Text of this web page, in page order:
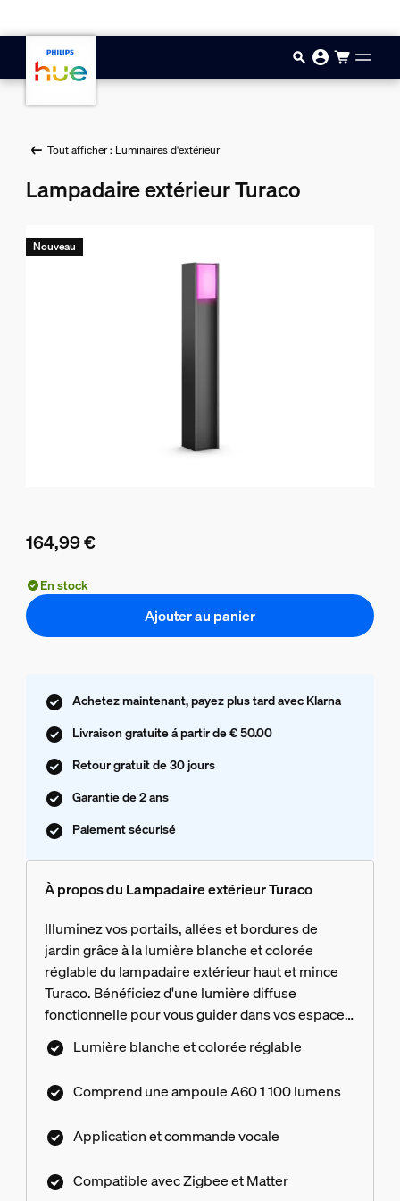
Tout afficher : Luminaires d'extérieur
Lampadaire extérieur Turaco
164,99 €
Nouveau
En stock
Ajouter au panier
Achetez maintenant, payez plus tard avec Klarna
Livraison gratuite á partir de € 50.00
Retour gratuit de 30 jours
Garantie de 2 ans
Paiement sécurisé
À propos du Lampadaire extérieur Turaco
Illuminez vos portails, allées et bordures de
jardin grâce à la lumière blanche et colorée
réglable du lampadaire extérieur haut et mince
Turaco. Bénéficiez d'une lumière diffuse
fonctionnelle pour vous guider dans vos espaces
extérieurs. Vous pouvez également régler la
couleur du lampadaire pour ajouter des touches
Bridge ou Bridge Pro vous permet de contrôler
assistants vocaux. La connectivité réseau Zigbee
votre écosystème d'éclairage connecté. La
Lumière blanche et colorée réglable
Comprend une ampoule A60 1 100 lumens
Application et commande vocale
Compatible avec Zigbee et Matter